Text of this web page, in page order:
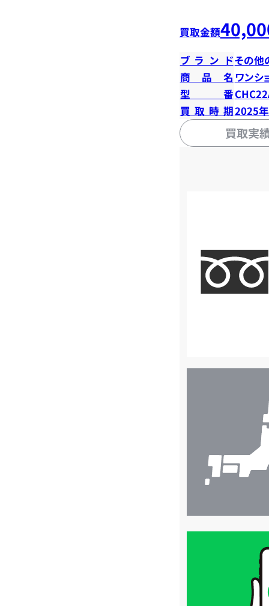
買取金額
ブランドその他
商品名 ワンシ
型番
買取時期2025
買取実